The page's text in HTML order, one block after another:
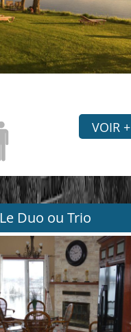
VOIR +
Le Duo ou Trio